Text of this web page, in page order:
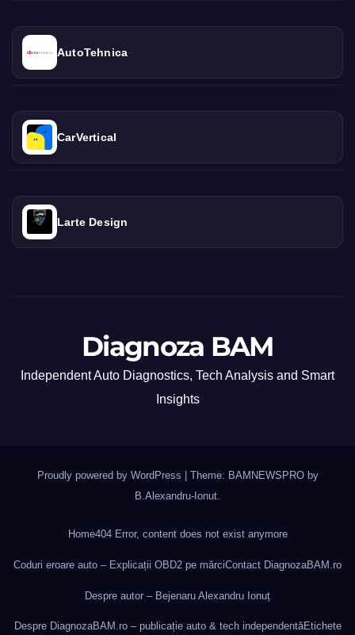
AutoTehnica
CarVertical
Larte Design
Diagnoza BAM
Independent Auto Diagnostics, Tech Analysis and Smart
Insights
Proudly powered by WordPress | Theme: BAMNEWSPRO by
B.Alexandru-Ionut
Home404 Error, content does not exist anymore
Coduri eroare auto – Explicații OBD2 pe mărciContact DiagnozaBAM.ro
Despre autor – Bejenaru Alexandru Ionuț
Despre DiagnozaBAM.ro – publicație auto & tech independentăEtichete